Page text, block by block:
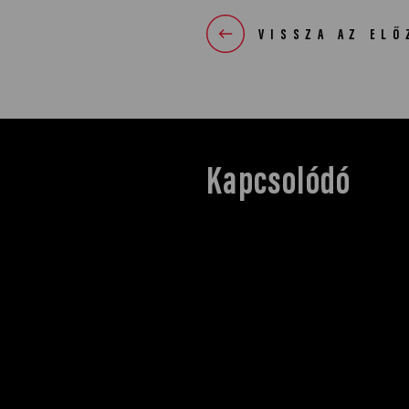
VISSZA AZ
Kapcsolódó